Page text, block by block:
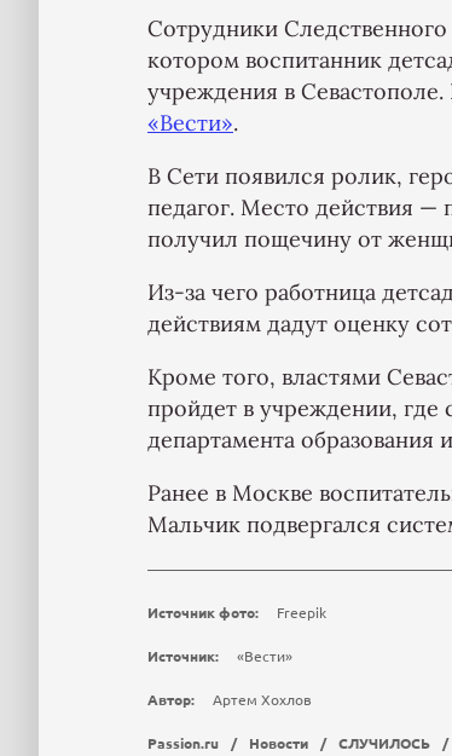
Сотрудники
котором воспитанник
учреждения в
«Вести».
В Сети появился ролик,
педагог. Место действия
получил пощечину от
Из-за чего работница
действиям дадут оценку
Кроме того, властями
пройдет в учреждении, где
департамента
Ранее в Москве
Мальчик подвергался
Источник фото: Freepik
Источник: «Вести»
Автор: Артем Хохлов
Passion.ru / Новости / СЛУЧИЛОСЬ
/